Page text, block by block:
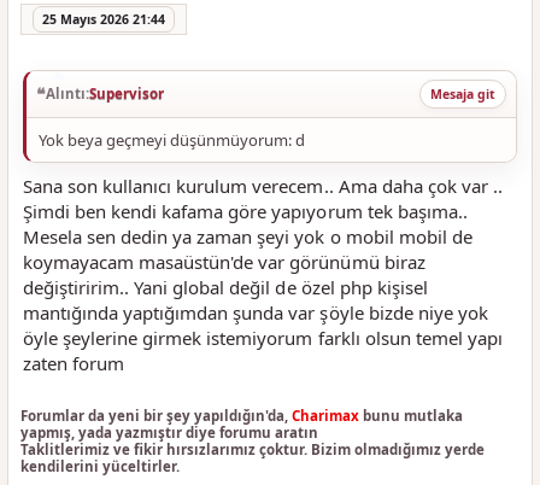
25 Mayıs 2026 21:44
Alıntı:Supervisor Mesaja git
Yok beya geçmeyi düşünmüyorum: d
Sana son kullanıcı kurulum verecem.. Ama daha çok var ..
Şimdi ben kendi kafama göre yapıyorum tek başıma..
Mesela sen dedin ya zaman şeyi yok o mobil mobil de
koymayacam masaüstün'de var görünümü biraz
değiştiririm.. Yani global değil de özel php kişisel
mantığında yaptığımdan şunda var şöyle bizde niye yok
öyle şeylerine girmek istemiyorum farklı olsun temel yapı
zaten forum
Forumlar da yeni bir şey yapıldığın'da, Charimax bunu mutlaka
yapmış, yada yazmıştır diye forumu aratın
Taklitlerimiz ve fikir hırsızlarımız çoktur. Bizim olmadığımız yerde
kendilerini yüceltirler.